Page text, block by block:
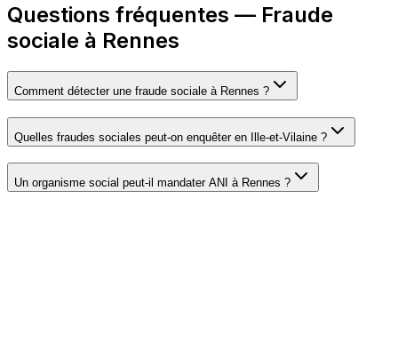
Questions fréquentes — Fraude
sociale à Rennes
Comment détecter une fraude sociale à Rennes ?
Quelles fraudes sociales peut-on enquêter en Ille-et-Vilaine ?
Un organisme social peut-il mandater ANI à Rennes ?